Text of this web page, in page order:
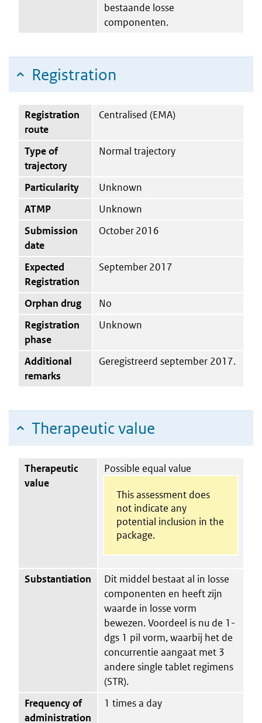
bestaande losse
componenten.
Registration
Registration
route
Centralised (EMA)
Type of
trajectory
Normal trajectory
Particularity
Unknown
ATMP
Unknown
Submission
date
October 2016
Expected
Registration
September 2017
Orphan drug
No
Registration
phase
Unknown
Additional
remarks
Geregistreerd september 2017.
Therapeutic value
Therapeutic
value
Possible equal value
This assessment does
not indicate any
potential inclusion in the
package.
Substantiation
Dit middel bestaat al in losse
componenten en heeft zijn
waarde in losse vorm
bewezen. Voordeel is nu de 1-
dgs 1 pil vorm, waarbij het de
concurrentie aangaat met 3
andere single tablet regimens
(STR).
Frequency of
administration
1 times a day